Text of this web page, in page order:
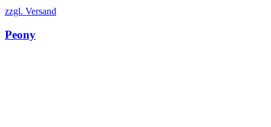
zzgl. Versand
Peony